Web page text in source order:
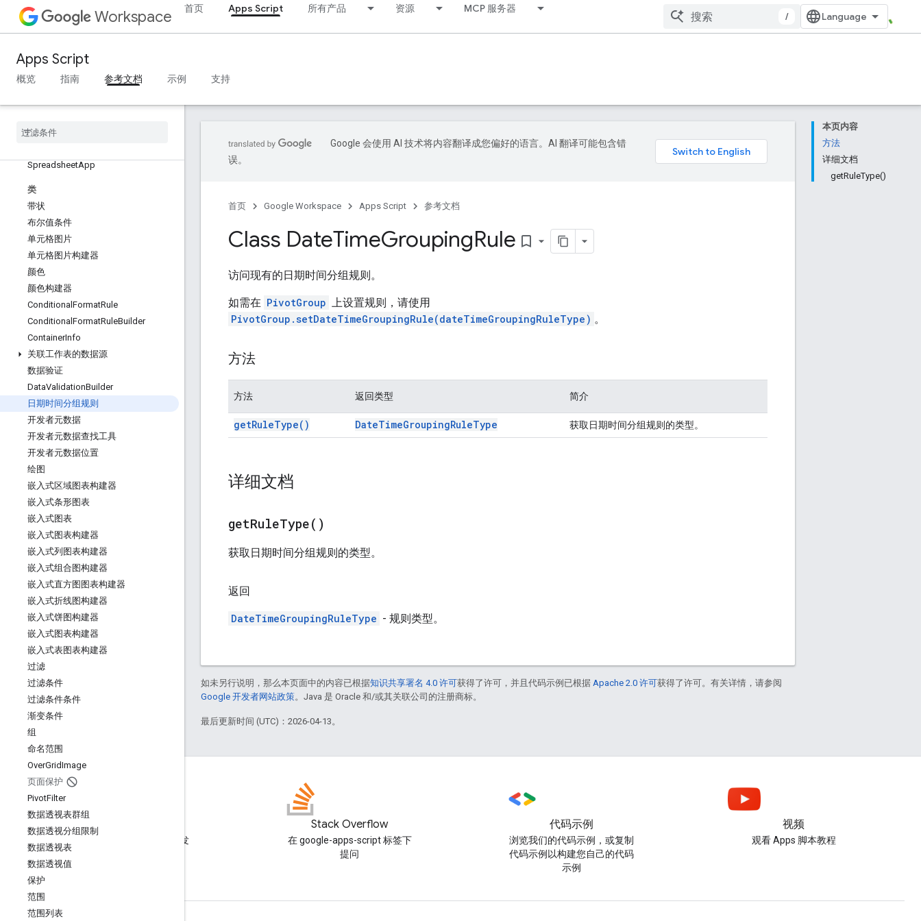
Workspace 首页 Apps Script 所有产品 资源 MCP 服务器
/
Apps Script
概览 指南 参考文档 示例 支持
管理控制台
Calendar
文档
Drive
表格
SpreadsheetApp
类
带状
布尔值条件
单元格图片
单元格图片构建器
颜色
颜色构建器
Conditional FormatRule
Conditional FormatRuleBuilder
ContainerInfo
关联工作表的数据源
数据验证
DataValidationBuilder
日期时间分组规则
开发者元数据
开发者元数据查找工具
开发者元数据位置
绘图
嵌入式区域图表构建器
嵌入式条形图表
嵌入式图表
嵌入式图表构建器
嵌入式列图表构建器
嵌入式组合图构建器
嵌入式直方图图表构建器
嵌入式折线图构建器
嵌入式饼图构建器
嵌入式图表构建器
嵌入式表图表构建器
过滤
过滤条件
过滤条件条件
渐变条件
组
命名范围
OverGridImage
页面保护
PivotFilter
数据透视表群组
数据透视分组限制
数据透视表
数据透视值
保护
范围
范围列表
本页内容
方法
详细文档
getRuleType()
Google 会使用 AI 技术将内容翻译成您偏好的语言。AI 翻译可能包含错
误。
首页 Google Workspace Apps Script 参考文档
Class DateTimeGroupingRule bookmark_border
访问现有的日期时间分组规则。
如需在 PivotGroup 上设置规则，请使用
PivotGroup.setDateTimeGroupingRule(dateTimeGroupingRuleType) 。
方法
方法 返回类型 简介
getRuleType( ) DateTimeGroupingRuleType 获取日期时间分组规则的类型。
详细文档
getRuleType( )
获取日期时间分组规则的类型。
返回
DateTimeGroupingRuleType - 规则类型。
如未另行说明，那么本页面中的内容已根据知识共享署名 4.0 许可获得了许可，并且代码示例已根据 Apache 2.0 许可获得了许可。有关详情，请参阅
Google 开发者网站政策。Java 是 Oracle 和/或其关联公司的注册商标。
最后更新时间 (UTC)：2026-04-13。
阅读 Google Workspace 开发
Stack Overflow
在 google-apps-script 标签下
提问
代码示例
浏览我们的代码示例，或复制
代码示例以构建您自己的代码
示例
视频
观看 Apps 脚本教程